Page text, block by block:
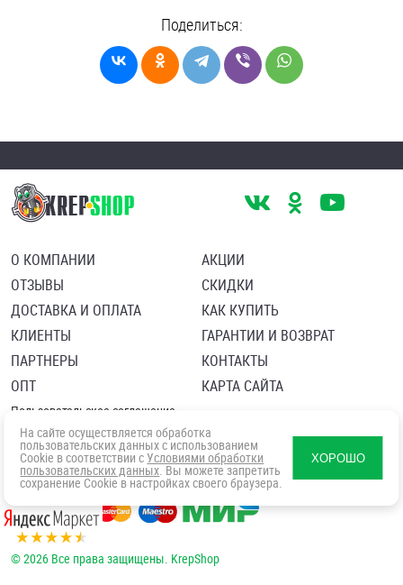
Поделиться:
О КОМПАНИИ
ОТЗЫВЫ
ДОСТАВКА И ОПЛАТА
КЛИЕНТЫ
ПАРТНЕРЫ
ОПТ
АКЦИИ
СКИДКИ
КАК КУПИТЬ
ГАРАНТИИ И ВОЗВРАТ
КОНТАКТЫ
КАРТА САЙТА
Пользовательское соглашение
Политика в отношении обработки персональных данных
Согласие посетителя сайта на обработку персональных данны
© 2026 Все права защищены. KrepShop
На сайте осуществляется обработка
пользовательских данных с использованием
Cookie в соответствии с Условиями обработки
пользовательских данных. Вы можете запретить
сохранение Cookie в настройках своего браузера.
ХОРОШО